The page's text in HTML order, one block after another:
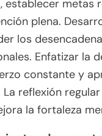
específicas y
y mantener la
la fortaleza
y el diario.
y la
Técnicas